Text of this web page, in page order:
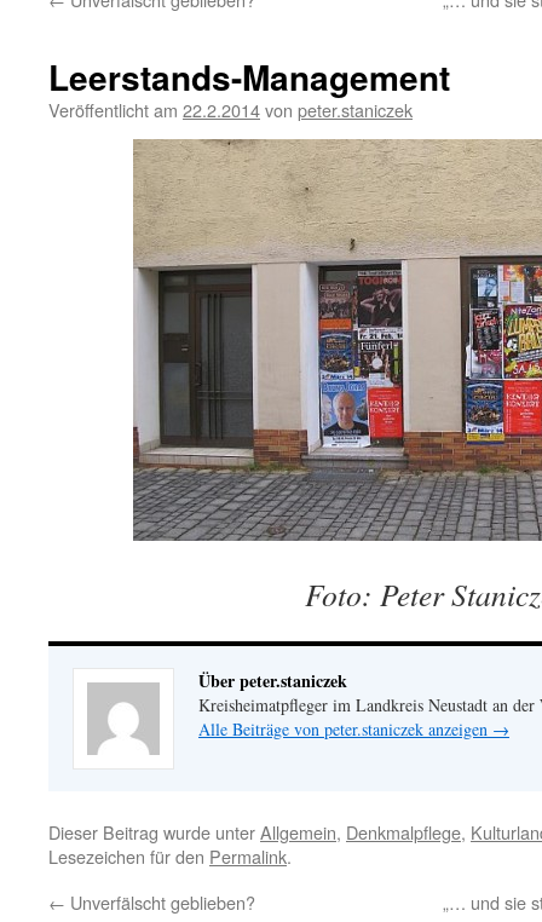
Leerstands-Management
Veröffentlicht am 22.2.2014von peter.staniczek
Foto: Peter
Über peter.staniczek
Kreisheimatpfleger im Landkreis Neustadt an der
Alle Beiträge von peter.staniczek anzeigen →
Dieser Beitrag wurde unterAllgemein, Denkmalpflege,
Lesezeichen für den Permalink.
← Unverfälscht geblieben? „… und sie